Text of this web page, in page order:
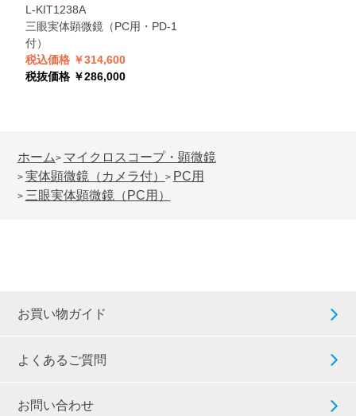
L-KIT1238A
三眼実体顕微鏡（PC用・PD-1
付）
税込価格 ￥314,600
税抜価格 ￥286,000
ホーム> マイクロスコープ・顕微鏡
> 実体顕微鏡（カメラ付） > PC用
> 三眼実体顕微鏡（PC用）
お買い物ガイド
よくあるご質問
お問い合わせ